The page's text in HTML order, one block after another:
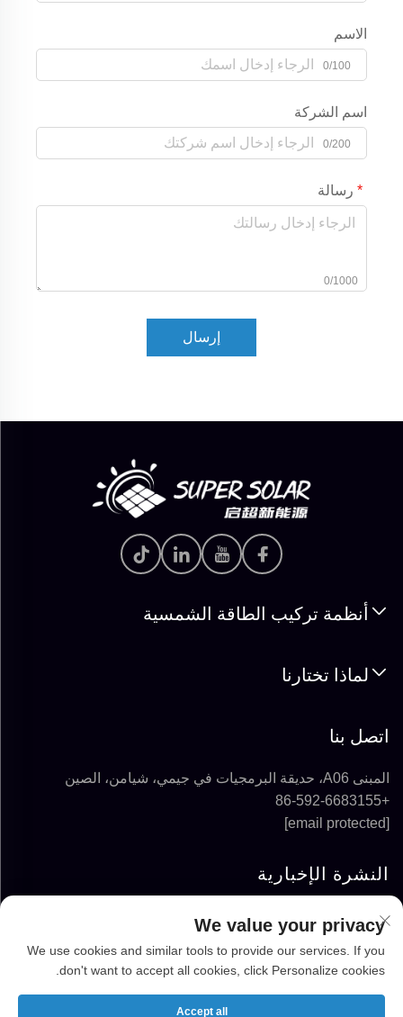
الاسم
0/100
اسم الشركة
0/200
رسالة
0/1000
إرسال
أنظمة تركيب الطاقة الشمسية
لماذا تختارنا
اتصل بنا
المبنى A06، حديقة البرمجيات في جيمي، شيامن، الصين
+86-592-6683155
[email protected]
النشرة الإخبارية
الاشتراك
SUPER SOLAR ENERGY TECHNOLOGY CO.,
We value your privacy
We use cookies and similar tools to provide our services. If you
don't want to accept all cookies, click Personalize cookies.
Accept all